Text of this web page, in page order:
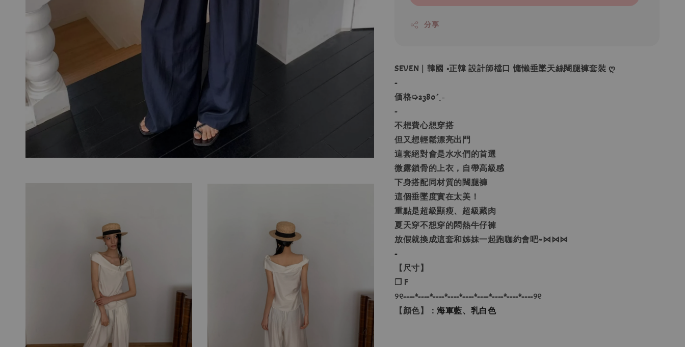
分享
SEVEN｜韓國 •正韓 設計師檔口 慵懶垂墜天絲闊腿褲套裝 ღ
-
価格➭2380´ˎ˗
-
不想費心想穿搭
但又想輕鬆漂亮出門
這套絕對會是水水們的首選
微露鎖骨的上衣，自帶高級感
下身搭配同材質的闊腿褲
這個垂墜度實在太美！
重點是超級顯瘦、超級藏肉
夏天穿不想穿的悶熱牛仔褲
放假就換成這套和姊妹一起跑咖約會吧~⋈⋈⋈
-
【尺寸】
❐ F
୨୧----*----*----*----*----*----*----*----*----୨୧
【顏色】：海軍藍、乳白色